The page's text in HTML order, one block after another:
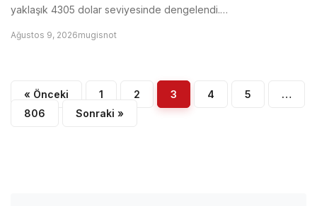
yaklaşık 4305 dolar seviyesinde dengelendi.…
Ağustos 9, 2026mugisnot
« Önceki 1 2 3 4 5
…
806
Sonraki »